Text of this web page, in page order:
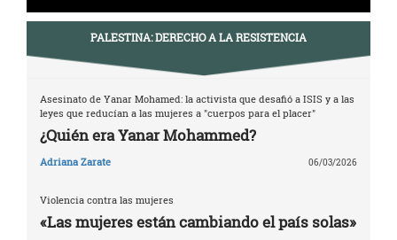
PALESTINA: DERECHO A LA RESISTENCIA
Asesinato de Yanar Mohamed: la activista que desafió a ISIS y a las
leyes que reducían a las mujeres a "cuerpos para el placer"
¿Quién era Yanar Mohammed?
Adriana Zarate 06/03/2026
Violencia contra las mujeres
«Las mujeres están cambiando el país solas»